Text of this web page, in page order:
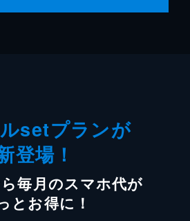
setプランが
登場！
毎月のスマホ代が
とお得に！